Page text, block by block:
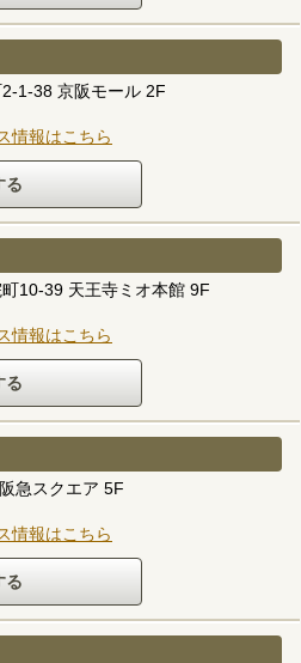
1-38 京阪モール 2F
情報はこちら
10-39 天王寺ミオ本館 9F
情報はこちら
急スクエア 5F
情報はこちら